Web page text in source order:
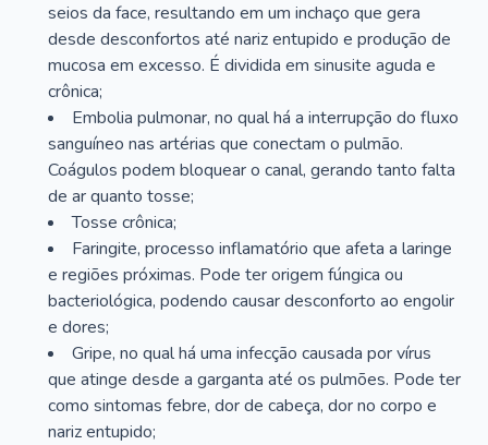
seios da face, resultando em um inchaço que gera
desde desconfortos até nariz entupido e produção de
mucosa em excesso. É dividida em sinusite aguda e
crônica;
Embolia pulmonar, no qual há a interrupção do fluxo
sanguíneo nas artérias que conectam o pulmão.
Coágulos podem bloquear o canal, gerando tanto falta
de ar quanto tosse;
Tosse crônica;
Faringite, processo inflamatório que afeta a laringe
e regiões próximas. Pode ter origem fúngica ou
bacteriológica, podendo causar desconforto ao engolir
e dores;
Gripe, no qual há uma infecção causada por vírus
que atinge desde a garganta até os pulmões. Pode ter
como sintomas febre, dor de cabeça, dor no corpo e
nariz entupido;